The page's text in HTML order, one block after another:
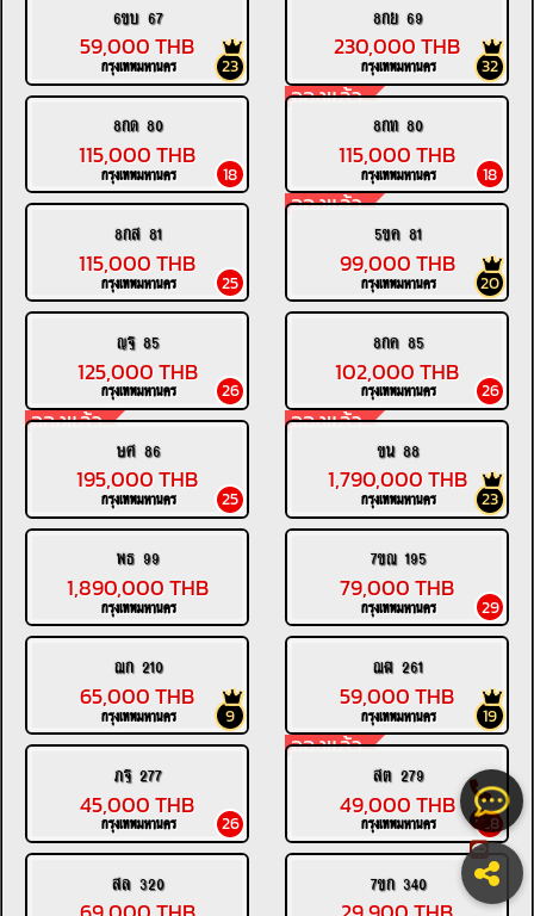
6ขบ 67
23
59,000 THB
กรุงเทพมหานคร
8กย 69
จองแล้ว
32
230,000 THB
กรุงเทพมหานคร
8กด 80
18
115,000 THB
กรุงเทพมหานคร
8กท 80
จองแล้ว
18
115,000 THB
กรุงเทพมหานคร
8กส 81
25
115,000 THB
กรุงเทพมหานคร
5ขค 81
20
99,000 THB
กรุงเทพมหานคร
ญฐ 85
จองแล้ว
26
125,000 THB
กรุงเทพมหานคร
8กค 85
จองแล้ว
26
102,000 THB
กรุงเทพมหานคร
ษศ 86
25
195,000 THB
กรุงเทพมหานคร
ขน 88
23
1,790,000 THB
กรุงเทพมหานคร
พธ 99
1,890,000 THB
กรุงเทพมหานคร
7ขณ 195
29
79,000 THB
กรุงเทพมหานคร
ฌก 210
9
65,000 THB
กรุงเทพมหานคร
ฌฬ 261
จองแล้ว
19
59,000 THB
กรุงเทพมหานคร
ภฐ 277
26
45,000 THB
กรุงเทพมหานคร
สต 279
28
49,000 THB
กรุงเทพมหานคร
สล 320 7ขก 340